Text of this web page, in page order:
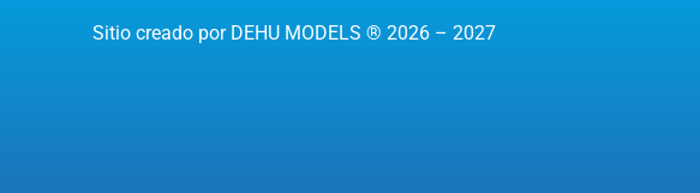
Sitio creado por DEHU MODELS ® 2026 – 2027